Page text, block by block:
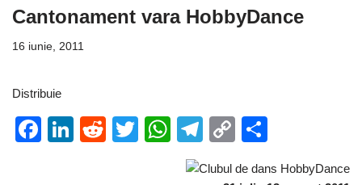
Cantonament vara HobbyDance
16 iunie, 2011
Distribuie
F
Li
R
T
W
T
C